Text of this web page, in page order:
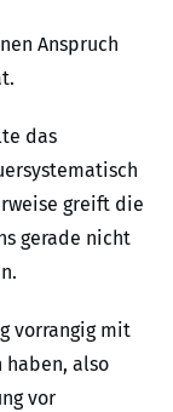
Anspruch
das
greift die
gerade nicht
vorrangig mit
haben, also
vor